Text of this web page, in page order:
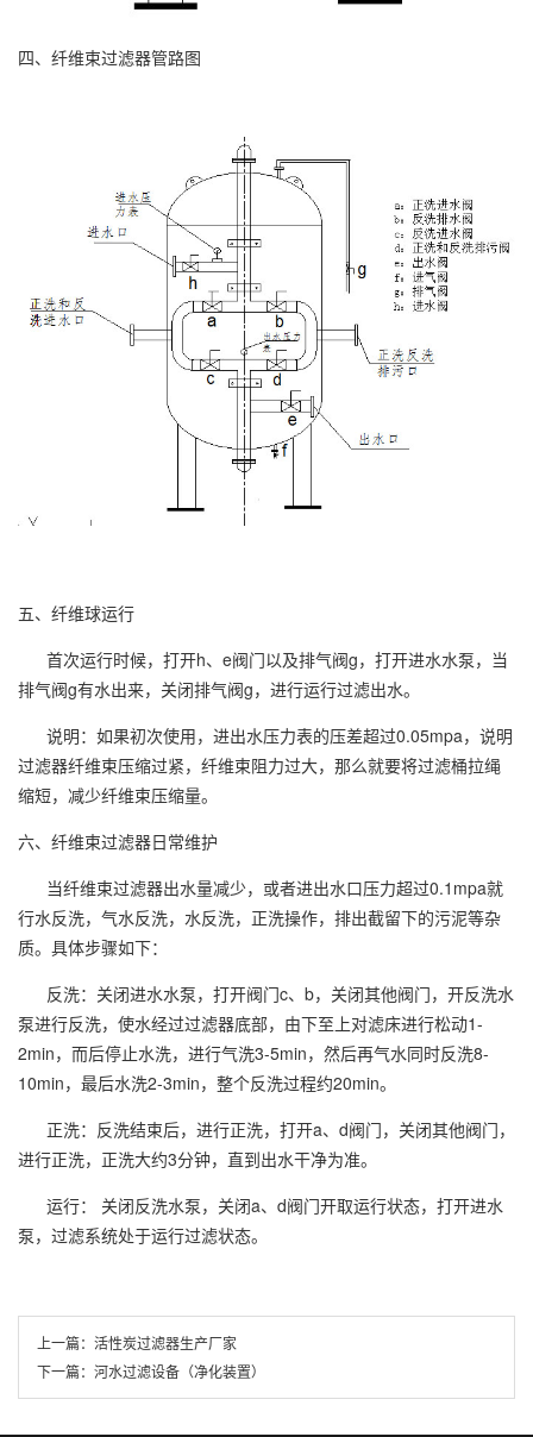
四、纤维束过滤器管路图
五、纤维球运行
首次运行时候，打开h、e阀门以及排气阀g，打开进水水泵，当
排气阀g有水出来，关闭排气阀g，进行运行过滤出水。
说明：如果初次使用，进出水压力表的压差超过0.05mpa，说明
过滤器纤维束压缩过紧，纤维束阻力过大，那么就要将过滤桶拉绳
缩短，减少纤维束压缩量。
六、纤维束过滤器日常维护
当纤维束过滤器出水量减少，或者进出水口压力超过0.1mpa就
行水反洗，气水反洗，水反洗，正洗操作，排出截留下的污泥等杂
质。具体步骤如下：
反洗：关闭进水水泵，打开阀门c、b，关闭其他阀门，开反洗水
泵进行反洗，使水经过过滤器底部，由下至上对滤床进行松动1-
2min，而后停止水洗，进行气洗3-5min，然后再气水同时反洗8-
10min，最后水洗2-3min，整个反洗过程约20min。
正洗：反洗结束后，进行正洗，打开a、d阀门，关闭其他阀门，
进行正洗，正洗大约3分钟，直到出水干净为准。
运行： 关闭反洗水泵，关闭a、d阀门开取运行状态，打开进水
泵，过滤系统处于运行过滤状态。
上一篇： 活性炭过滤器生产厂家
下一篇： 河水过滤设备（净化装置）